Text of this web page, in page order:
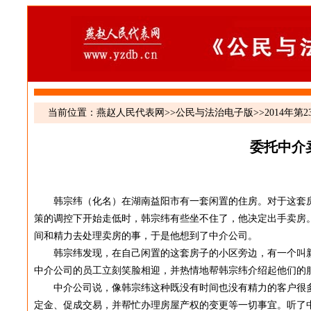
当前位置： 燕赵人民代表网 >>公民与法治电子版>>2014年第
委托中介
韩宗纬（化名）在湖南益阳市有一套闲置的住房。对于这套
策的调控下开始走低时，韩宗纬有些坐不住了，他决定出手卖
间和精力去处理卖房的事，于是他想到了中介公司。
韩宗纬发现，在自己闲置的这套房子的小区旁边，有一个叫
中介公司的员工立刻笑脸相迎，并热情地帮韩宗纬介绍起他们的
中介公司说，像韩宗纬这种既没有时间也没有精力的客户很
定金、促成交易，并帮忙办理房屋产权的变更等一切事宜。听